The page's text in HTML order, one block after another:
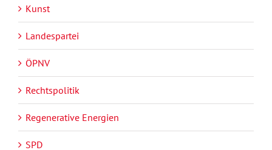
Kunst
Landespartei
ÖPNV
Rechtspolitik
Regenerative Energien
SPD